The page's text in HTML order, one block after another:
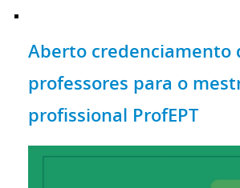
Aberto credenciamento
professores para o
profissional ProfEPT